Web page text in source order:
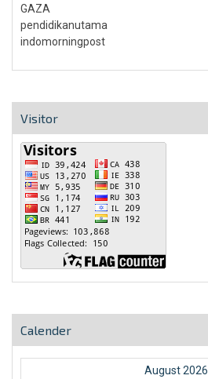
GAZA
pendidikanutama
indomorningpost
Visitor
Calender
August 2026